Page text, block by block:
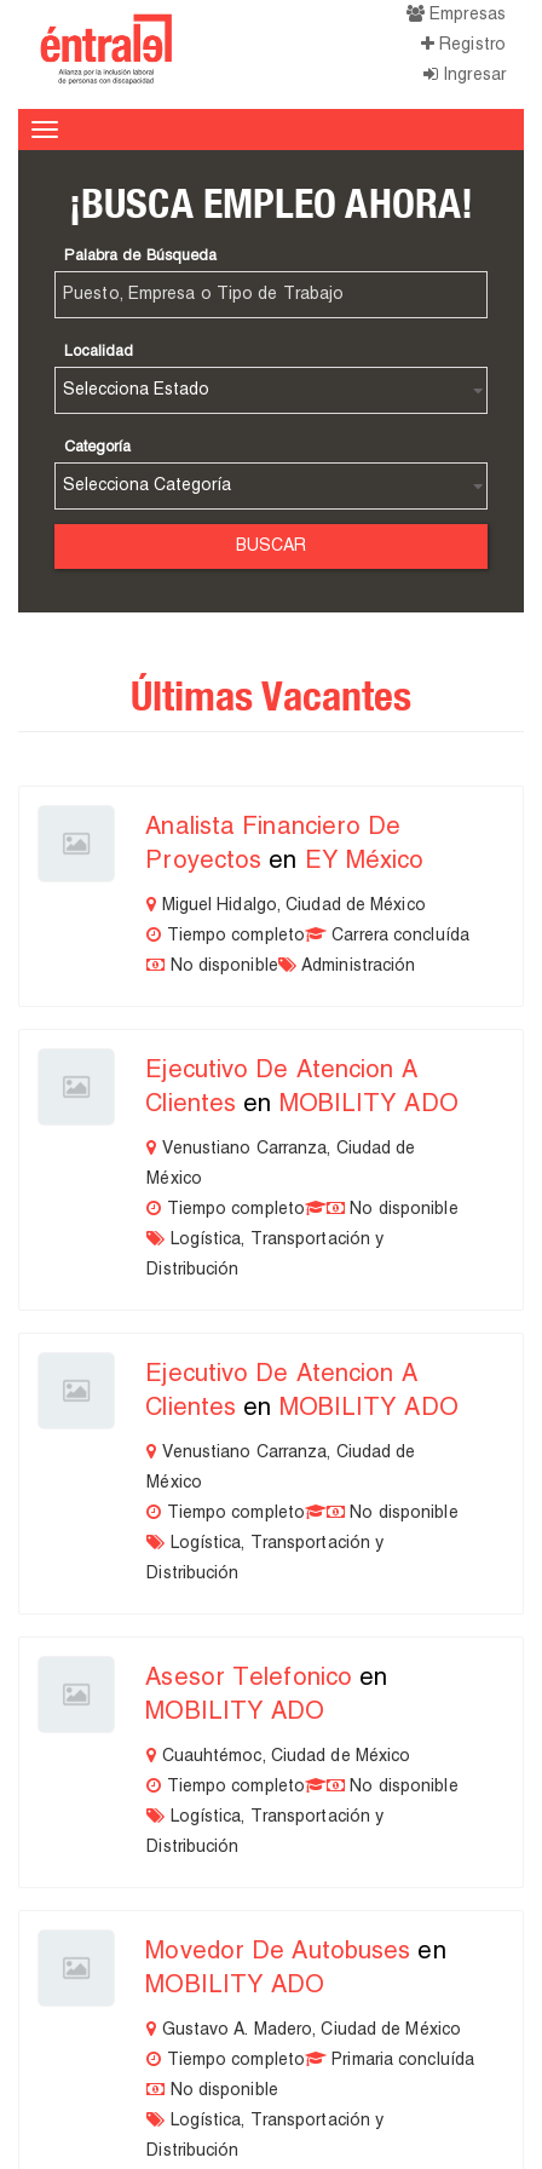
Empresas
Registro
Ingresar
¡BUSCA EMPLEO AHORA!
Palabra de Búsqueda
Localidad
Categoría
Últimas Vacantes
Analista Financiero De
Proyectos en EY México
Miguel Hidalgo, Ciudad de México
Tiempo completo
Carrera concluída
No disponible
Administración
Ejecutivo De Atencion A
Clientes en MOBILITY ADO
Venustiano Carranza, Ciudad de
México
Tiempo completo
No disponible
Logística, Transportación y
Distribución
Ejecutivo De Atencion A
Clientes en MOBILITY ADO
Venustiano Carranza, Ciudad de
México
Tiempo completo
No disponible
Logística, Transportación y
Distribución
Asesor Telefonico en
MOBILITY ADO
Cuauhtémoc, Ciudad de México
Tiempo completo
No disponible
Logística, Transportación y
Distribución
Movedor De Autobuses en
MOBILITY ADO
Gustavo A. Madero, Ciudad de México
Tiempo completo
Primaria concluída
No disponible
Logística, Transportación y
Distribución